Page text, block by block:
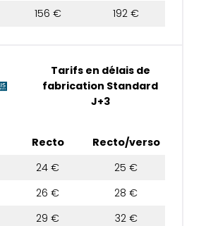
156 € 192 €
Tarifs en délais de
fabrication Standard
J+3
Recto
Recto/verso
24 €
25 €
26 €
28 €
29 €
32 €